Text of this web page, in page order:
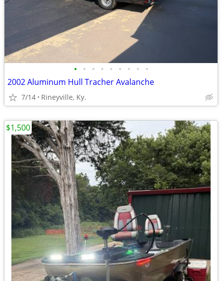
• • • • • • • • •
2002 Aluminum Hull Tracher Avalanche
7/14 Rineyville, Ky.
$1,500